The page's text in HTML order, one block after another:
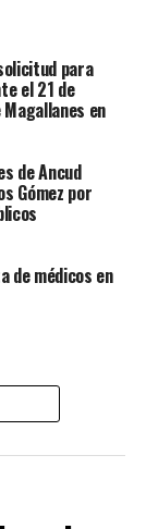
para
el 21 de
en
de Ancud
Gómez por
de médicos en